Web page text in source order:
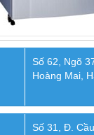
Số 62, Ngõ
Hoàng Mai,
Số 31, Đ.